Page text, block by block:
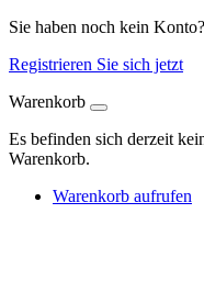
Sie haben noch kein Konto?
Registrieren Sie sich jetzt
Warenkorb
Es befinden sich derzeit
Warenkorb.
Warenkorb aufrufen